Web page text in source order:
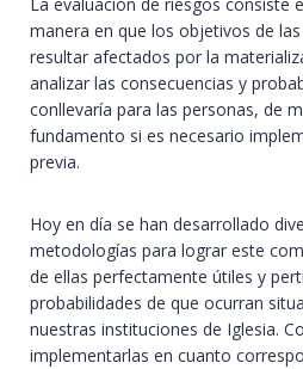
manera en que los objetivos de
resultar afectados por la
analizar las consecuencias y
conllevaría para las personas, de
fundamento si es necesario
previa.
Hoy en día se han desarrollado
metodologías para lograr este
de ellas perfectamente útiles y
probabilidades de que ocurran
nuestras instituciones de Iglesia.
implementarlas en cuanto